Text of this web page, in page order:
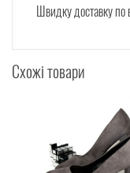
Швидку доставку по
Схожі товари